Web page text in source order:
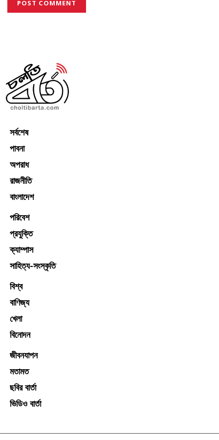
সর্বশেষ
পাবনা
অপরাধ
রাজনীতি
বাংলাদেশ
পরিবেশ
প্রযুক্তি
ক্যাম্পাস
সাহিত্য-সংস্কৃতি
বিশ্ব
বাণিজ্য
খেলা
বিনোদন
জীবনযাপন
মতামত
ছবির বার্তা
ভিডিও বার্তা